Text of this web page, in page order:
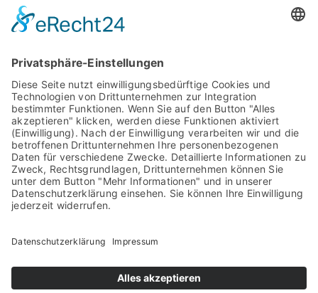
ZahnRat
Facebook
Kontakt
Datenschutzerklärung
Impressum
2024 ZahnRat – Die aktuelle Patienteninformation der